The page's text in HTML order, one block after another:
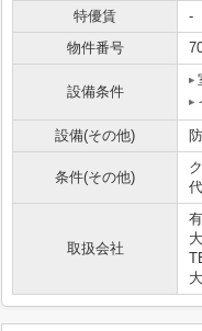
特優賃
-
物件番号
設備条件
設備(その他)
条件(その他)
取扱会社